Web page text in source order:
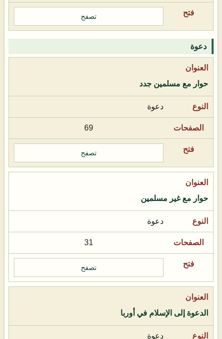
تصفح
دعوة
حوار مع مسلمين جدد
دعوة
69
تصفح
حوار مع غير مسلمين
دعوة
31
تصفح
الدعوة إلى الإسلام في أوربا
دعوة